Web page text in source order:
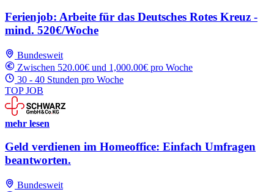
Ferienjob: Arbeite für das Deutsches Rotes Kreuz -
mind. 520€/Woche
Bundesweit
Zwischen 520.00€ und 1,000.00€ pro Woche
30 - 40 Stunden pro Woche
TOP JOB
mehr lesen
Geld verdienen im Homeoffice: Einfach Umfragen
beantworten.
Bundesweit